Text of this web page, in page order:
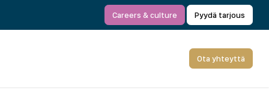
Careers & culture Pyydä tarjous
Ota yhteyttä